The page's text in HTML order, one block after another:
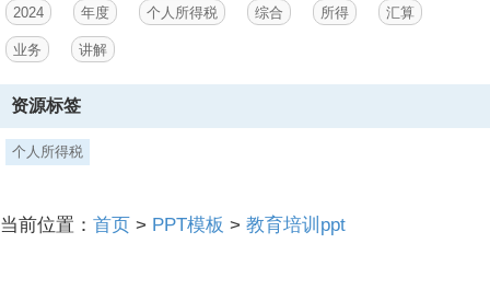
完善汇算申报表项目预填服务。依托金融监管总局向税务部门共享的商
业健康险数据，为纳税人提供商业健康险税优识别码等信息预填服务，
为纳税人提供更好的申报体验。二是
3、进一步拓展汇算申报渠道。例如：个人所得税APP新增境外所得申
服务的纳税人提供“空白表”申报服务，将默认进入预填申报模式等。三
是进一步优化纳税人汇算申报体验，包括优化操作规则和实时报错提
中“配偶”情况与外部核验信息不符时，在申报中予以提示提醒等等。四
2024 年度 个人所得税 综合 所得 汇算
业务 讲解
资源标签
个人所得税
当前位置： 首页 > PPT模板 > 教育培训ppt